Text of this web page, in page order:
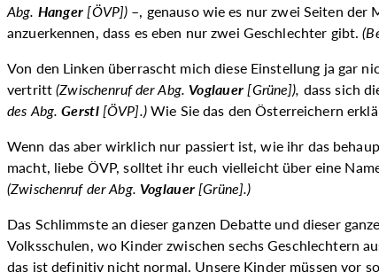
Abg. Hanger [ÖVP]) –, genauso wie es nur zwei Seiten der
anzuerkennen, dass es eben nur zwei Geschlechter gibt.(
Von den Linken überrascht mich diese Einstellung ja gar
vertritt(Zwischenruf der Abg.Voglauer [Grüne]), dass sich
des Abg.Gerstl[ÖVP].)Wie Sie das den Österreichern
Wenn das aber wirklich nur passiert ist, wie ihr das
macht, liebe ÖVP, solltet ihr euch vielleicht über eine
(Zwischenruf der Abg. Voglauer [Grüne].)
Das Schlimmste an dieser ganzen Debatte und dieser
Volksschulen, wo Kinder zwischen sechs Geschlechtern
das ist definitiv nicht normal. Unsere Kinder müssen vor